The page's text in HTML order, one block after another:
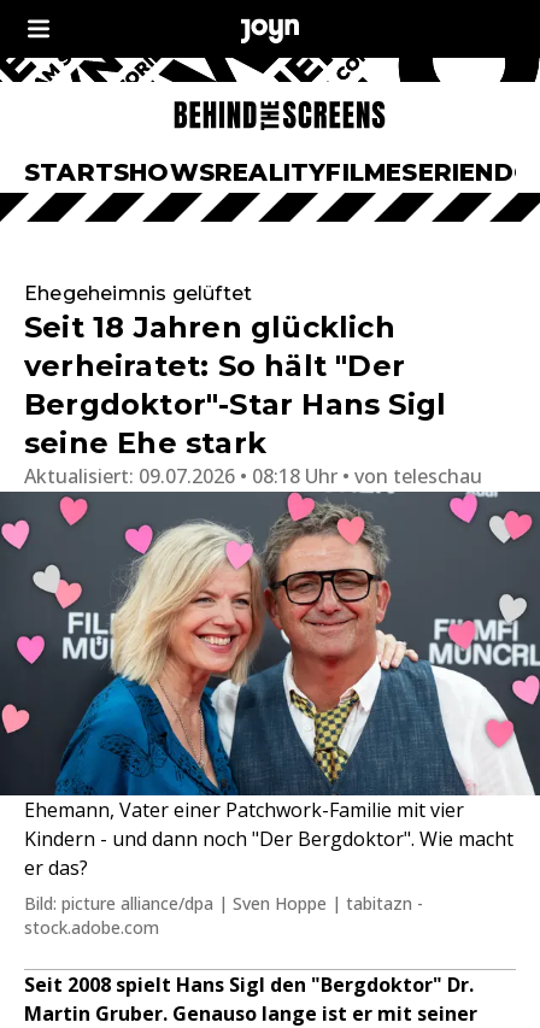
STARTSHOWSREALITYFILMESERIEN
Ehegeheimnis gelüftet
Seit 18 Jahren glücklich
verheiratet: So hält "Der
Bergdoktor"-Star Hans Sigl
seine Ehe stark
Aktualisiert: 09.07.2026 • 08:18 Uhr von teleschau
Ehemann, Vater einer Patchwork-Familie mit vier
Kindern - und dann noch "Der Bergdoktor". Wie macht
er das?
Bild: picture alliance/dpa | Sven Hoppe | tabitazn -
stock.adobe.com
Seit 2008 spielt Hans Sigl den "Bergdoktor" Dr.
Martin Gruber. Genauso lange ist er mit seiner